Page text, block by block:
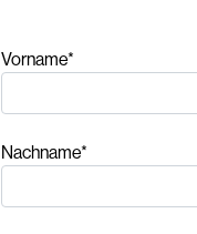
Vorname*
Nachname*